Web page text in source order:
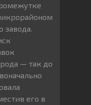
завода.
— так до
его в